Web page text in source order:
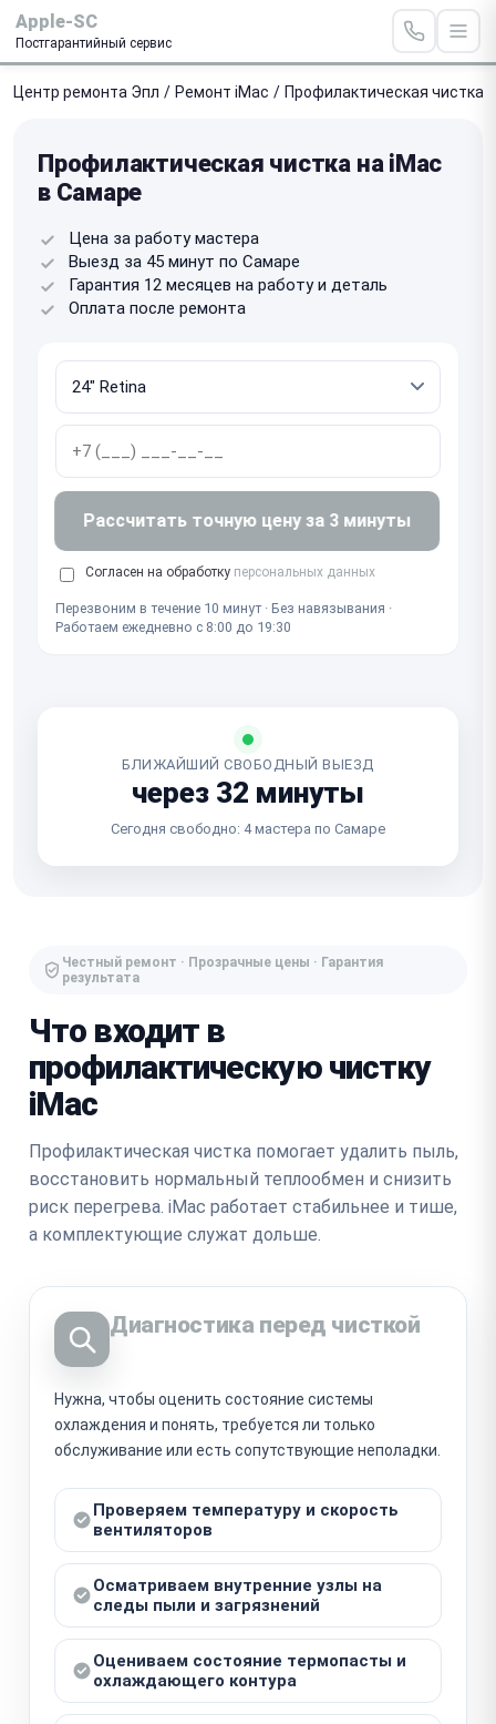
Apple-SC
Постгарантийный сервис
Центр ремонта Эпл / Ремонт iMac / Профилактическая чистка
Профилактическая чистка на iMac
в Самаре
Цена за работу мастера
Выезд за 45 минут по Самаре
Гарантия 12 месяцев на работу и деталь
Оплата после ремонта
Рассчитать точную цену за 3 минуты
Согласен на обработку персональных данных
Перезвоним в течение 10 минут · Без навязывания ·
Работаем ежедневно с 8:00 до 19:30
БЛИЖАЙШИЙ СВОБОДНЫЙ ВЫЕЗД
через 32 минуты
Сегодня свободно: 4 мастера по Самаре
Честный ремонт · Прозрачные цены · Гарантия
результата
Что входит в
профилактическую чистку
iMac
Профилактическая чистка помогает удалить пыль,
восстановить нормальный теплообмен и снизить
риск перегрева. iMac работает стабильнее и тише,
а комплектующие служат дольше.
Диагностика перед чисткой
Нужна, чтобы оценить состояние системы
охлаждения и понять, требуется ли только
обслуживание или есть сопутствующие неполадки.
Проверяем температуру и скорость
вентиляторов
Осматриваем внутренние узлы на
следы пыли и загрязнений
Оцениваем состояние термопасты и
охлаждающего контура